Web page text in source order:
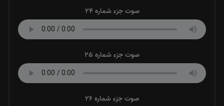
صوت جزء شماره 24
صوت جزء شماره 25
صوت جزء شماره 26